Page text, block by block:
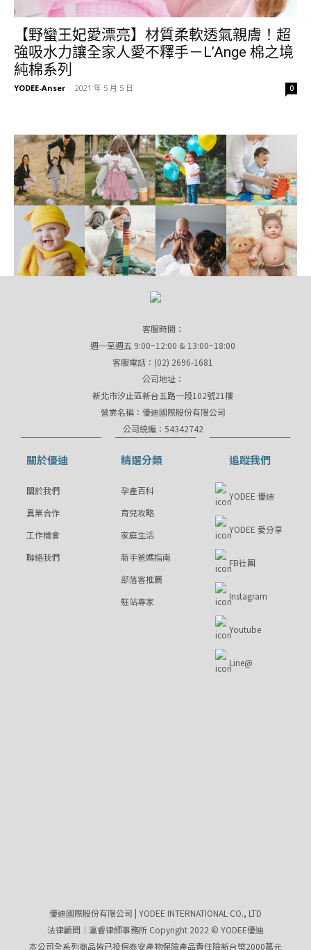
【野蠻王妃愛漂亮】材質柔軟透氣親膚！超
強吸水力讓全家人愛不釋手－L’Ange 棉之境
純棉系列
YODEE-Anser - 2021 年 5 月 5 日 0
客服時間：
週一至週五 9:00~12:00 & 13:00~18:00
客服電話：(02) 2696-1681
公司地址：
新北市汐止區新台五路一段102號21樓
營業名稱：優迪國際股份有限公司
公司統編：54342742
關於優迪
關於我們
異業合作
工作機會
聯絡我們
精選分類
孕產百科
育兒攻略
家庭生活
新手爸媽指南
部落客推薦
駐站專家
追蹤我們
YODEE 優迪
YODEE 愛分享
FB社團
Instagram
Youtube
Line@
優迪國際股份有限公司 | YODEE INTERNATIONAL CO., LTD
法律顧問｜瀛睿律師事務所 Copyright 2022 © YODEE優迪
本公司全系列商品皆已投保泰安產物保險產品責任險新台幣2000萬元